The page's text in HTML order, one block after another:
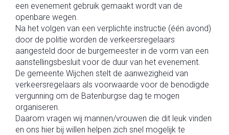
een evenement gebruik gemaakt wordt van de
openbare wegen.
Na het volgen van een verplichte instructie (één avond)
door de politie worden de verkeersregelaars
aangesteld door de burgemeester in de vorm van een
aanstellingsbesluit voor de duur van het evenement.
De gemeente Wijchen stelt de aanwezigheid van
verkeersregelaars als voorwaarde voor de benodigde
vergunning om de Batenburgse dag te mogen
organiseren.
Daarom vragen wij mannen/vrouwen die dit leuk vinden
en ons hier bij willen helpen zich snel mogelijk te